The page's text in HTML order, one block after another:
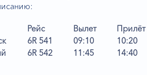
Рейс Вылет
Прилёт
6R 541 09:10
10:20
6R 542 11:45 14:40